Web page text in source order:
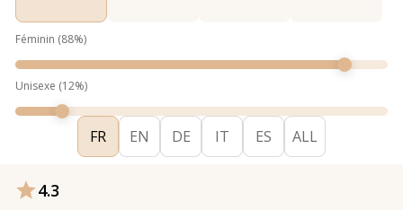
Féminin (88%)
Unisexe (12%)
FR EN DE IT ES ALL
4.3